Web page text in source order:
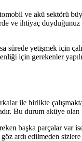
ve akü sektörü
ve ihtiyaç
sürede yetişmek için
için gerekenler
ile birlikte
Bu durum aküye olan
başka parçalar
ardı edilmeden